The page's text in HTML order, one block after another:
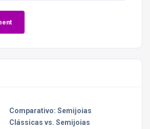
Comparativo: Semijoias
Clássicas vs. Semijoias